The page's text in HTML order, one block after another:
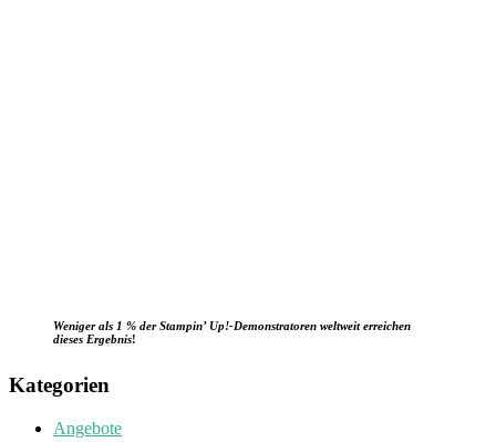
Weniger als 1 % der Stampin’ Up!-Demonstratoren weltweit erreichen
dieses Ergebnis!
Kategorien
Angebote